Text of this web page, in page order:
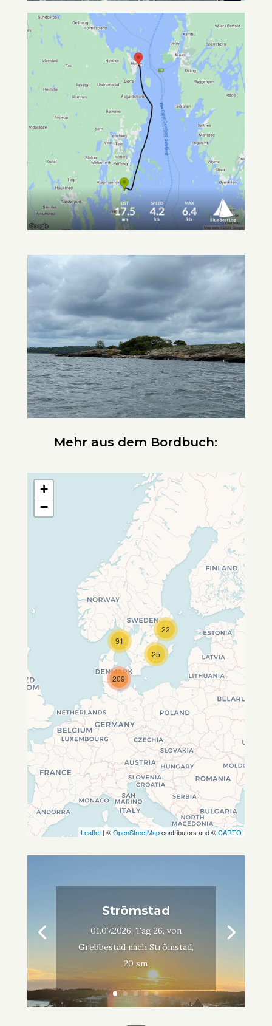
Mehr aus dem Bordbuch:
Travelers' Map wird geladen …
Wenn du dies siehst, nachdem
deine Seite vollständig geladen
wurde, fehlen leafletJS-Dateien.
22
25
209
91
+
−
Leaflet | ©OpenStreetMapcontributors and ©CARTO
Strömstad
01.07.2026, Tag 26, von
Grebbestad nach Strömstad,
20 sm